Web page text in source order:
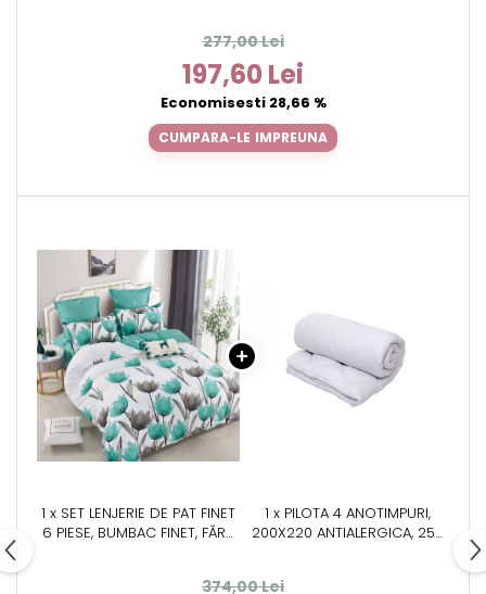
277,00 Lei
197,60 Lei
Economisesti 28,66 %
CUMPARA-LE IMPREUNA
1 x SET LENJERIE DE PAT FINET
6 PIESE, BUMBAC FINET, FĂRĂ
1 x PILOTA 4 ANOTIMPURI,
200X220 ANTIALERGICA, 250
374,00 Lei